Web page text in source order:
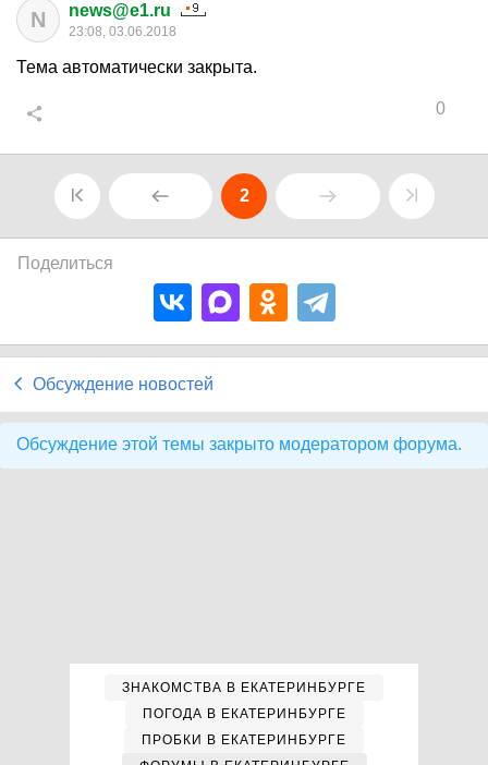
N news@e1.ru
23:08, 03.06.2018
Тема автоматически закрыта.
0
2
Поделиться
Обсуждение новостей
Обсуждение этой темы закрыто модератором форума.
ЗНАКОМСТВА В ЕКАТЕРИНБУРГЕ
ПОГОДА В ЕКАТЕРИНБУРГЕ
ПРОБКИ В ЕКАТЕРИНБУРГЕ